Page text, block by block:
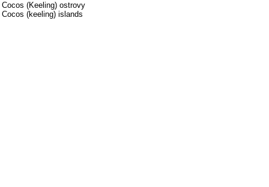
Cocos (Keeling) ostrovy
Cocos (keeling) islands